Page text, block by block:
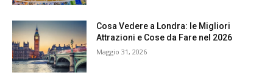
Cosa Vedere a Londra: le Migliori
Attrazioni e Cose da Fare nel 2026
Maggio 31, 2026